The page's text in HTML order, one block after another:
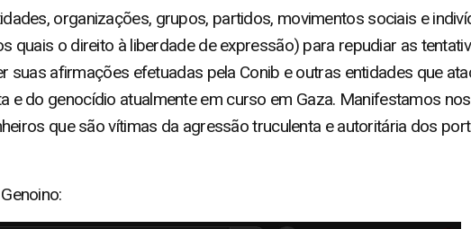
organizações, grupos, partidos, movimentos sociais e
quais o direito à liberdade de expressão) para repudiar as
suas afirmações efetuadas pela Conib e outras entidades que
e do genocídio atualmente em curso em Gaza. Manifestamos
que são vítimas da agressão truculenta e autoritária dos